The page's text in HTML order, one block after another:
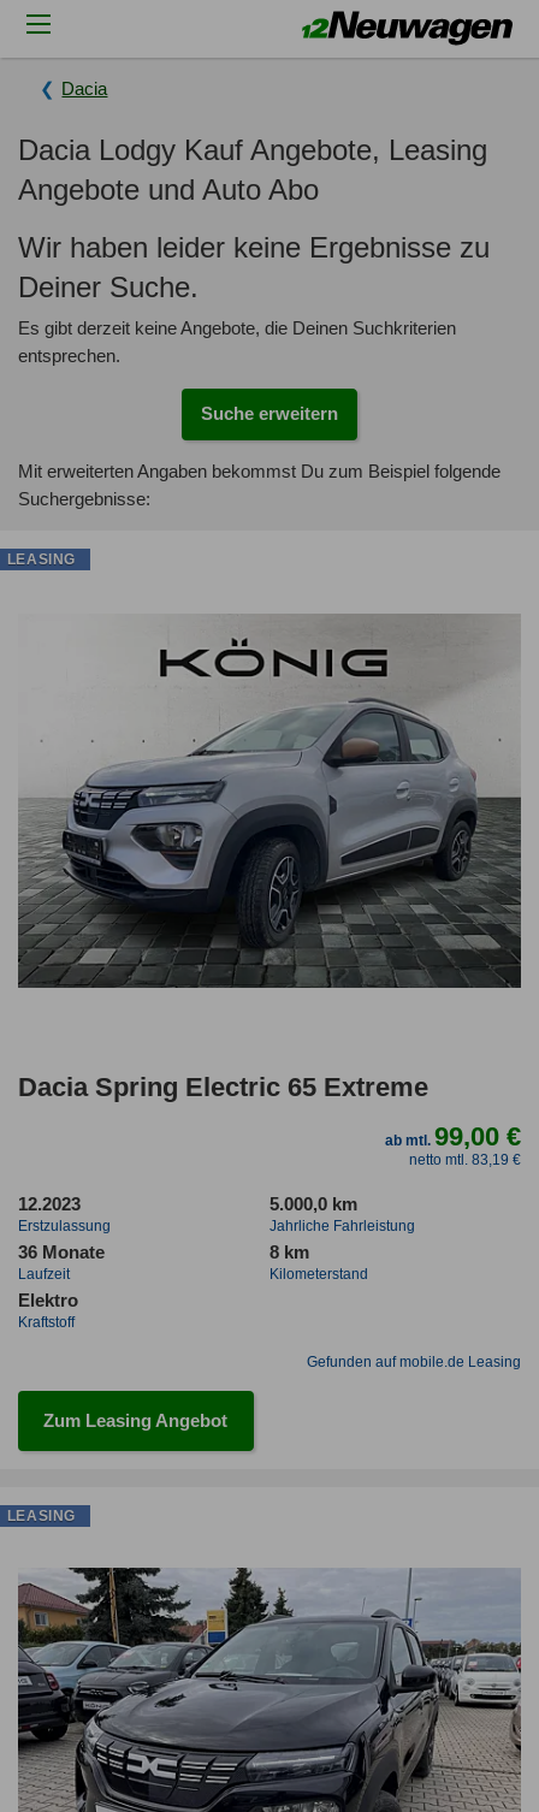
Dacia
Dacia Lodgy Kauf Angebote, Leasing
Angebote und Auto Abo
Wir haben leider keine Ergebnisse zu
Deiner Suche.
Es gibt derzeit keine Angebote, die Deinen Suchkriterien
entsprechen.
Suche erweitern
Mit erweiterten Angaben bekommst Du zum Beispiel folgende
Suchergebnisse:
Dacia Spring Electric 65 Extreme
ab mtl. 99,00 €
netto mtl. 83,19 €
12.2023
Erstzulassung
5.000,0 km
Jahrliche Fahrleistung
36 Monate
Laufzeit
8 km
Kilometerstand
Elektro
Kraftstoff
Gefunden auf mobile.de Leasing
Zum Leasing Angebot
LEASING
LEASING